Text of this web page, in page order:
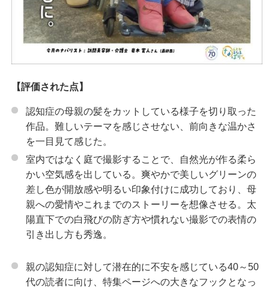
【評価された点】
認知症の母親の髪をカットしている様子を切り取った
作品。難しいテーマを感じさせない、前向きな温かさ
を一目見て感じた。
室内ではなく庭で撮影することで、自然光が作る柔ら
かい空気感を出している。爽やかで美しいグリーンの
差し色が開放感や明るい印象付けに成功しており、母
親への愛情やこれまでのストーリーを想像させる。太
陽直下での白飛びの防ぎ方や慣れない撮影での表情の
引き出し方も秀逸。
親の認知症に対して潜在的に不安を感じている40～50
代の読者に向け、特集ページへの大きなフックとなっ